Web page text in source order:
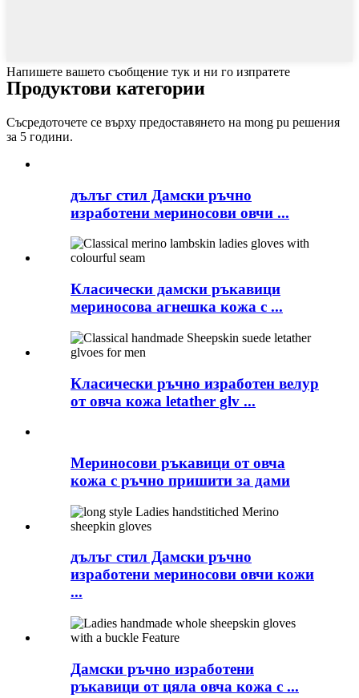
Напишете вашето съобщение тук и ни го изпратете
Продуктови категории
Съсредоточете се върху предоставянето на mong pu решения
за 5 години.
дълъг стил Дамски ръчно
изработени мериносови овчи ...
Класически дамски ръкавици
мериносова агнешка кожа с ...
Класически ръчно изработен велур
от овча кожа letather glv ...
Мериносови ръкавици от овча
кожа с ръчно пришити за дами
дълъг стил Дамски ръчно
изработени мериносови овчи кожи
...
Дамски ръчно изработени
ръкавици от цяла овча кожа с ...